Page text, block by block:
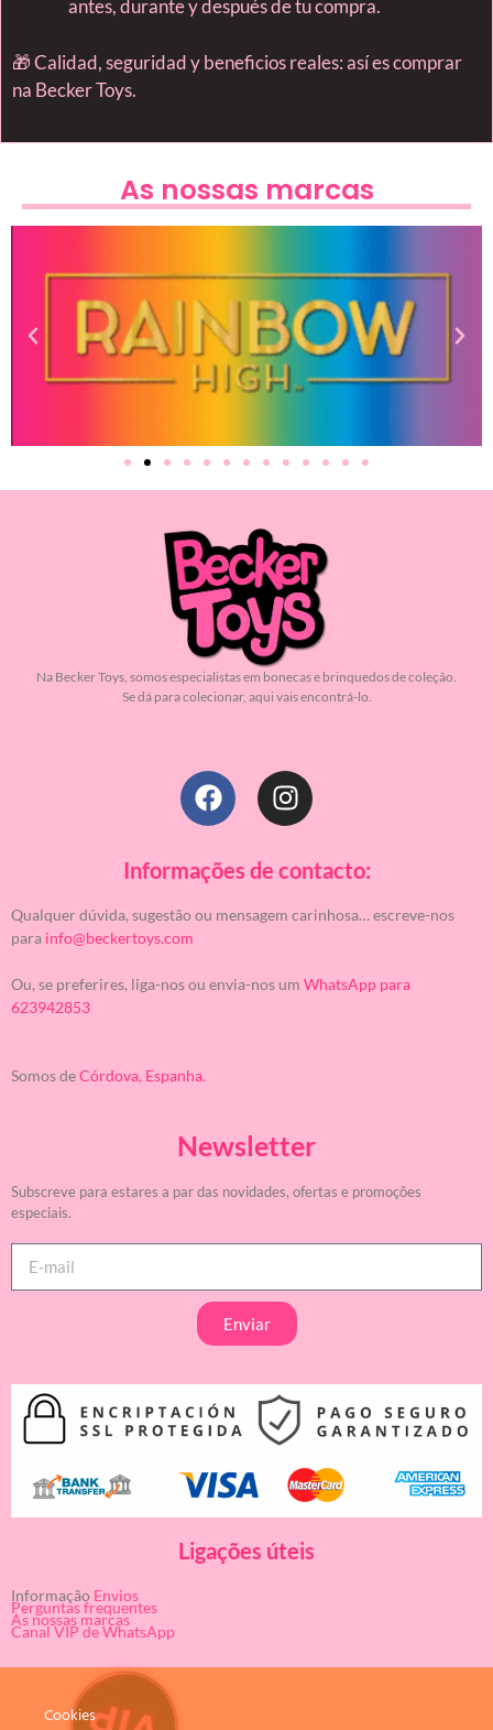
antes, durante y después de tu compra.
🎁 Calidad, seguridad y beneficios reales: así es comprar
na Becker Toys.
As nossas marcas
Na Becker Toys, somos especialistas em bonecas e brinquedos de coleção.
Se dá para colecionar, aqui vais encontrá-lo.
Informações de contacto:
Qualquer dúvida, sugestão ou mensagem carinhosa… escreve-nos
para info@beckertoys.com
Ou, se preferires, liga-nos ou envia-nos um WhatsApp para
623942853
Somos deCórdova, Espanha.
Newsletter
Subscreve para estares a par das novidades, ofertas e promoções
especiais.
Enviar
Ligações úteis
Informação Envios
Perguntas frequentes
As nossas marcas
Canal VIP de WhatsApp
Cookies